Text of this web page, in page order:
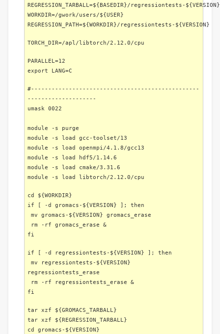
REGRESSION_TARBALL=${BASEDIR}/regressiontests-
WORKDIR=/gwork/users/${USER}
REGRESSION_PATH=${WORKDIR}/regressiontests-${VERSION}
TORCH_DIR=/apl/libtorch/2.12.0/cpu
PARALLEL=12
export LANG=C
#-------------------------------------------------
--------------------
umask 0022
module -s purge
module -s load gcc-toolset/13
module -s load openmpi/4.1.8/gcc13
module -s load hdf5/1.14.6
module -s load cmake/3.31.6
module -s load libtorch/2.12.0/cpu
cd ${WORKDIR}
if [ -d gromacs-${VERSION} ]; then
mv gromacs-${VERSION} gromacs_erase
rm -rf gromacs_erase &
fi
if [ -d regressiontests-${VERSION} ]; then
mv regressiontests-${VERSION}
regressiontests_erase
rm -rf regressiontests_erase &
fi
tar xzf ${GROMACS_TARBALL}
tar xzf ${REGRESSION_TARBALL}
cd gromacs-${VERSION}